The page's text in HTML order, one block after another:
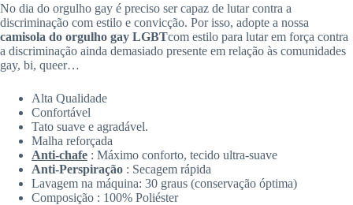
No dia do orgulho gay é preciso ser capaz de lutar contra a
discriminação com estilo e convicção. Por isso, adopte a nossa
camisola do orgulho gay LGBTcom estilo para lutar em força contra
a discriminação ainda demasiado presente em relação às comunidades
gay, bi, queer…
Alta Qualidade
Confortável
Tato suave e agradável.
Malha reforçada
Anti-chafe : Máximo conforto, tecido ultra-suave
Anti-Perspiração : Secagem rápida
Lavagem na máquina: 30 graus (conservação óptima)
Composição : 100% Poliéster